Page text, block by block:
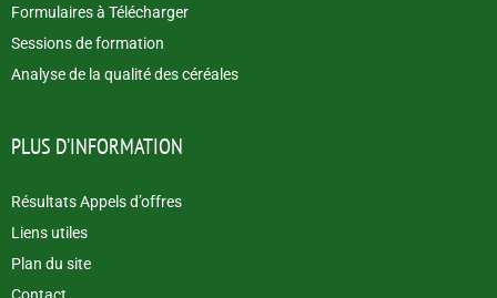
Formulaires à Télécharger
Sessions de formation
Analyse de la qualité des céréales
PLUS D’INFORMATION
Résultats Appels d’offres
Liens utiles
Plan du site